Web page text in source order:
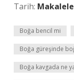
Tarih:
Boğa bencil mi
Boğa güreşinde
Boğa kavgada ne